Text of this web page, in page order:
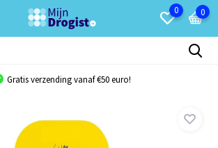
0 0
Gratis verzending vanaf €50 euro!